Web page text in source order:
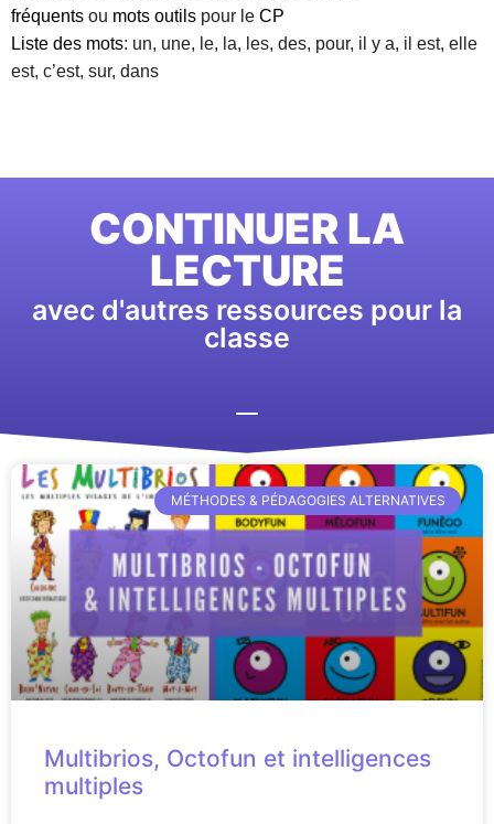
fréquents ou mots outils pour le CP
Liste des mots: un, une, le, la, les, des, pour, il y a, il est, elle
est, c’est, sur, dans
CONTINUER LA
LECTURE
avec d'autres ressources pour la
classe
MÉTHODES & PÉDAGOGIES ALTERNATIVES
Multibrios, Octofun et intelligences
multiples